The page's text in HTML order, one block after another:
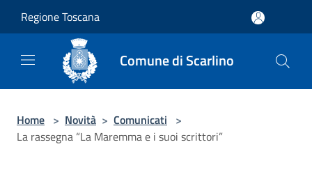
Regione Toscana
Comune di Scarlino
Home > Novità > Comunicati >
La rassegna “La Maremma e i suoi scrittori”